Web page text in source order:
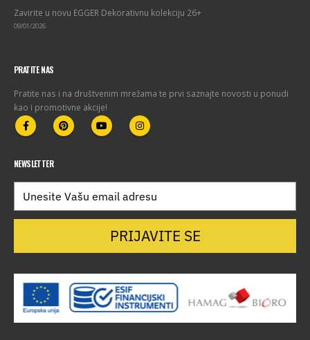
Zavirite u novu EGGER Dekorativnu kolekciju 26+
09/01/2026
PRATITE NAS
Pratite nas i na društvenim mrežama te prvi saznajte novosti u ponudi
kao i promotivne akcije!
NEWSLETTER
PRIJAVITE SE